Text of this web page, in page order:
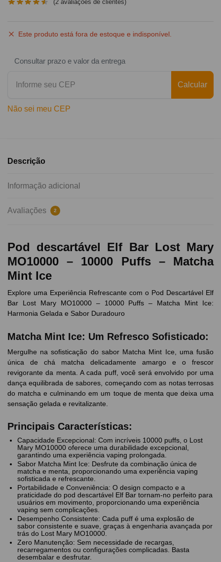
(2 avaliações de clientes)
Este produto está fora de estoque e indisponível.
Consultar prazo e valor da entrega
Calcular
Não sei meu CEP
Descrição
Informação adicional
Avaliações 2
Pod descartável Elf Bar Lost Mary
MO10000 – 10000 Puffs – Matcha
Mint Ice
Explore uma Experiência Refrescante com o Pod Descartável Elf
Bar Lost Mary MO10000 – 10000 Puffs – Matcha Mint Ice:
Harmonia Gelada e Sabor Duradouro
Matcha Mint Ice: Um Refresco Sofisticado:
Mergulhe na sofisticação do sabor Matcha Mint Ice, uma fusão
única de chá matcha delicadamente amargo e o frescor
revigorante da menta. A cada puff, você será envolvido por uma
dança equilibrada de sabores, começando com as notas terrosas
do matcha e culminando em um toque de menta que deixa uma
sensação gelada e revitalizante.
Principais Características:
Capacidade Excepcional: Com incríveis 10000 puffs, o Lost
Mary MO10000 oferece uma durabilidade excepcional,
garantindo uma experiência vaping prolongada.
Sabor Matcha Mint Ice: Desfrute da combinação única de
matcha e menta, proporcionando uma experiência vaping
sofisticada e refrescante.
Portabilidade e Conveniência: O design compacto e a
praticidade do pod descartável Elf Bar tornam-no perfeito para
usuários em movimento, proporcionando uma experiência
vaping sem complicações.
Desempenho Consistente: Cada puff é uma explosão de
sabor consistente e suave, graças à engenharia avançada por
trás do Lost Mary MO10000.
Zero Manutenção: Sem necessidade de recargas,
recarregamentos ou configurações complicadas. Basta
desembalar e desfrutar.